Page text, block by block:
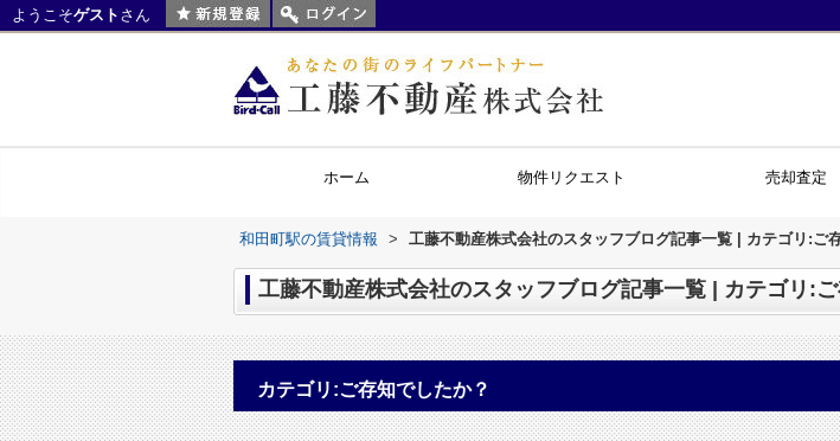
ようこそゲスト さん
ホーム 物件リクエスト 売却査定
和田町駅の賃貸情報 > 工藤不動産株式会社のスタッフブログ記事一覧 | カテゴリ:ご
工藤不動産株式会社のスタッフブログ記事一覧 | カテゴリ:
カテゴリ:ご存知でしたか？